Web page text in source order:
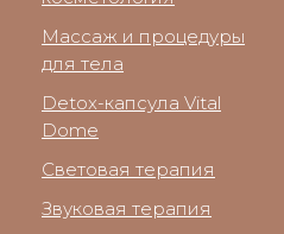
Массаж и процедуры
для тела
Detox-капсула Vital
Dome
Световая терапия
Звуковая терапия